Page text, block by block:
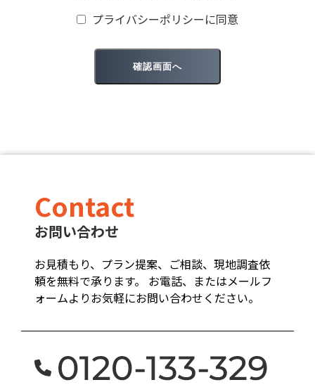
プライバシーポリシーに同意
Contact
お問い合わせ
お見積もり、プラン提案、ご相談、現地調査依
頼を無料で承ります。 お電話、またはメールフ
ォームよりお気軽にお問い合わせください。